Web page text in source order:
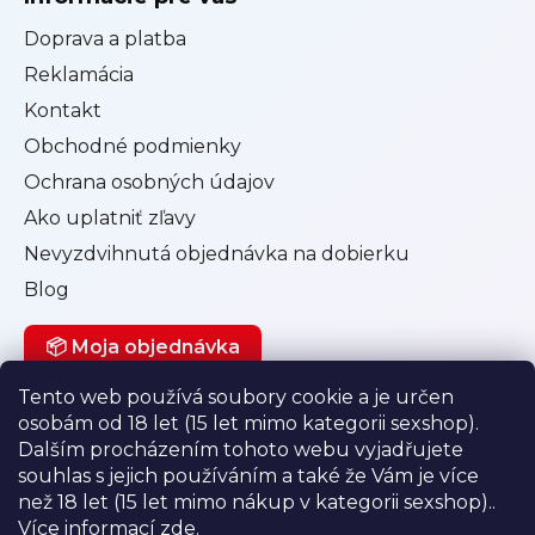
Tento web používá soubory cookie a je určen
osobám od 18 let (15 let mimo kategorii sexshop).
Dalším procházením tohoto webu vyjadřujete
souhlas s jejich používáním a také že Vám je více
než 18 let (15 let mimo nákup v kategorii sexshop)..
Více informací zde.
Doprava a platba
Reklamácia
Kontakt
Obchodné podmienky
Ochrana osobných údajov
Ako uplatniť zľavy
Nevyzdvihnutá objednávka na dobierku
Blog
📦 Moja objednávka
Můj účet
Přihlásit se
Registrace